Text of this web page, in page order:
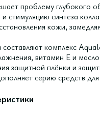
проблему глубокого
стимуляцию синтеза
кожи,
комплекс
витамин E и
защитной плёнки и
серию средств